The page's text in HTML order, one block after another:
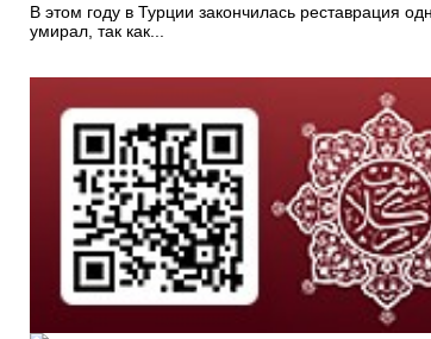
В этом году в Турции закончилась реставрация
умирал, так как...